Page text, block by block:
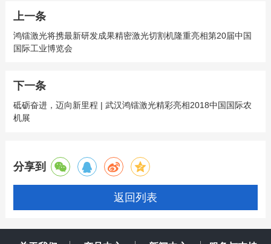
上一条
鸿镭激光将携最新研发成果精密激光切割机隆重亮相第20届中国
国际工业博览会
下一条
砥砺奋进，迈向新里程 | 武汉鸿镭激光精彩亮相2018中国国际农
机展
分享到
返回列表